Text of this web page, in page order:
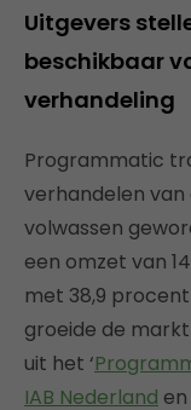
Uitgevers
beschikbaar
verhandeling
Programmatic
verhandelen
volwassen
een omzet van
met 38,9
groeide de
uit het ‘
IAB Nederland